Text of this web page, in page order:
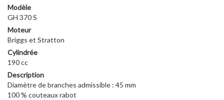
Modèle
GH 370 S
Moteur
Briggs et Stratton
Cylindrée
190 cc
Description
Diamètre de branches admissible : 45 mm
100 % couteaux rabot